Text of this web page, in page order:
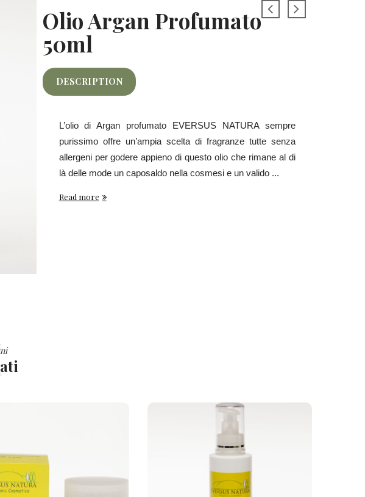
Olio Argan Profumato
50ml
DESCRIPTION
L’olio di Argan profumato EVERSUS NATURA sempre
purissimo offre un’ampia scelta di fragranze tutte senza
allergeni per godere appieno di questo olio che rimane al di
là delle mode un caposaldo nella cosmesi e un valido ...
Read more